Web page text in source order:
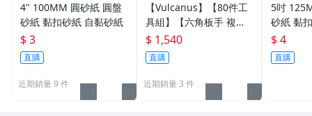
4" 100MM 圓砂紙 圓盤
砂紙 黏扣砂紙 自黏砂紙
$ 3
直購
近期銷量 9 件
【Vulcanus】【80件工
具組】【六角板手 複合
板手 棘輪板手 雙搖頭
板手 套筒組】【鉻釩
鋼】
$ 1,540
直購
近期銷量 3 件
5吋
砂紙 黏
$ 4
直購